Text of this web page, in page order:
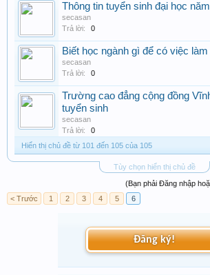
Thông tin tuyển sinh đại học
secasan
Trả lời:
0
Biết học ngành gì để có việc
secasan
Trả lời:
0
Trường cao đẳng cộng đồng
tuyển sinh
secasan
Trả lời:
0
Hiển thị chủ đề từ 101 đến 105 của 105
Tùy chọn hiển thị chủ đề
(Bạn phải Đăng nhập
< Trước
1 2 3 4 5 6
Đăng ký!